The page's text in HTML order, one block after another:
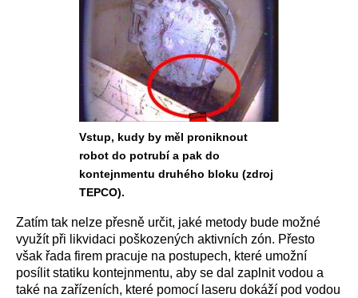
Vstup, kudy by měl proniknout
robot do potrubí a pak do
kontejnmentu druhého bloku (zdroj
TEPCO).
Zatím tak nelze přesně určit, jaké metody bude možné
využít při likvidaci poškozených aktivních zón. Přesto
však řada firem pracuje na postupech, které umožní
posílit statiku kontejnmentu, aby se dal zaplnit vodou a
také na zařízeních, které pomocí laseru dokáží pod vodou